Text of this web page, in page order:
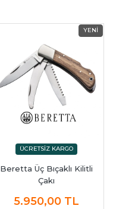
Beretta Üç Bıçaklı Kilitli
Çakı
5.950,00 TL